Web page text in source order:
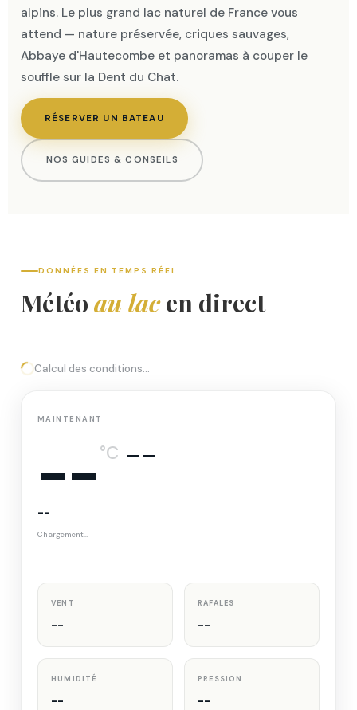
alpins. Le plus grand lac naturel de France vous
attend — nature préservée, criques sauvages,
Abbaye d'Hautecombe et panoramas à couper le
souffle sur la Dent du Chat.
RÉSERVER UN BATEAU
NOS GUIDES & CONSEILS
DONNÉES EN TEMPS RÉEL
Météoau lacen direct
Calcul des conditions…
MAINTENANT
-- °C --
--
Chargement…
VENT
--
RAFALES
--
HUMIDITÉ
--
PRESSION
--